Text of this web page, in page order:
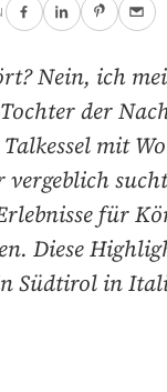
Nein, ich
der
mit
für
Diese
Südtirol in